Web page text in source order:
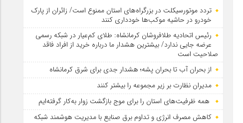
تردد موتورسیکلت در بزرگراه‌های استان ممنوع است/ زائران از پارک
خودرو در حاشیه موکب‌ها خودداری کنند
رئیس اتحادیه طلافروشان کرمانشاه: طلای کم‌عیار در شبکه رسمی
عرضه جایی ندارد/ بیشترین هشدار ما درباره خرید از افراد فاقد
صلاحیت است
از بحران آب تا بحران پشه؛ هشدار جدی برای شرق کرمانشاه
مدیران نظارت بر زیر مجموعه را بیشتر کنند
همه ظرفیت‌های استان را برای موج بازگشت زوار به‌کار گرفته‌ایم
کاهش مصرف انرژی و تداوم برق صنایع با مدیریت هوشمند شبکه